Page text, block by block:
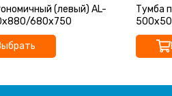
(левый) AL-
680x750
Тумба